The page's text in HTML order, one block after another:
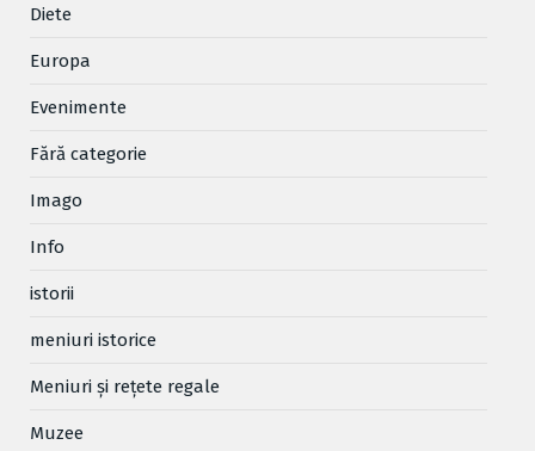
Diete
Europa
Evenimente
Fără categorie
Imago
Info
istorii
meniuri istorice
Meniuri și rețete regale
Muzee